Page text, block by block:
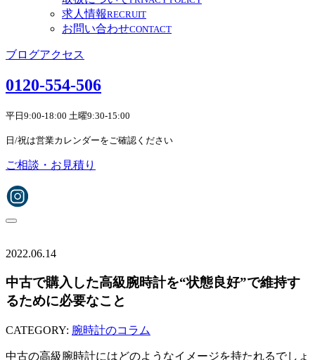
求人情報RECRUIT
お問い合わせCONTACT
ブログアクセス
0120-554-506
平日9:00-18:00 土曜9:30-15:00
日/祝は営業カレンダーをご確認ください
ご相談・お見積り
2022.06.14
中古で購入した高級腕時計を“状態良好”で維持す
るために必要なこと
CATEGORY: 腕時計のコラム
中古の高級腕時計にはどのようなイメージを持たれるでしょ